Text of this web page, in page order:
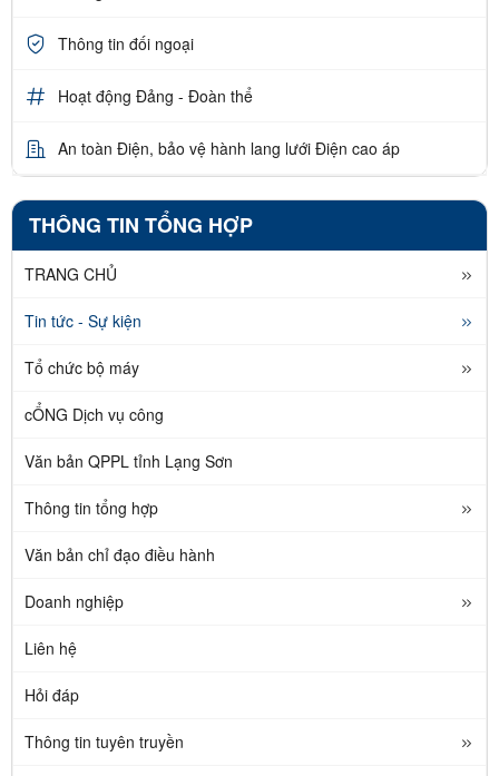
Thông tin đối ngoại
Hoạt động Đảng - Đoàn thể
An toàn Điện, bảo vệ hành lang lưới Điện cao áp
THÔNG TIN TỔNG HỢP
TRANG CHỦ
Tin tức - Sự kiện
Tổ chức bộ máy
cỔNG Dịch vụ công
Văn bản QPPL tỉnh Lạng Sơn
Thông tin tổng hợp
Văn bản chỉ đạo điều hành
Doanh nghiệp
Liên hệ
Hỏi đáp
Thông tin tuyên truyền